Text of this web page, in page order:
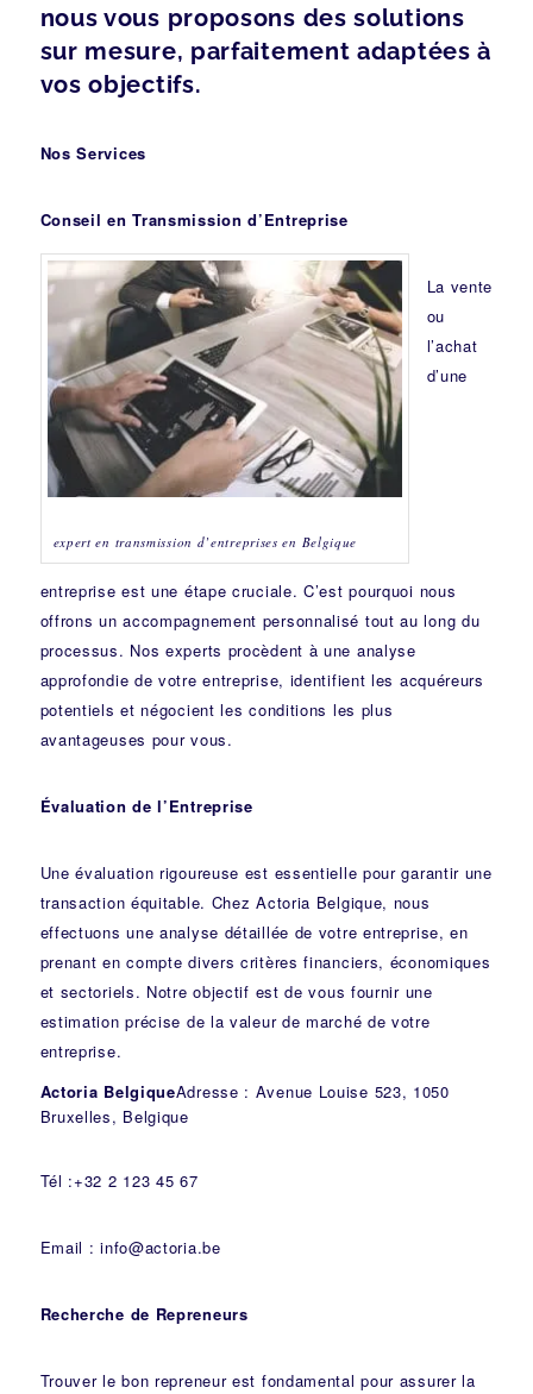
nous vous proposons des solutions
sur mesure, parfaitement adaptées à
vos objectifs.
Nos Services
Conseil en Transmission d’Entreprise
expert en transmission d’entreprises en Belgique
La vente
ou
l’achat
d’une
entreprise est une étape cruciale. C’est pourquoi nous
offrons un accompagnement personnalisé tout au long du
processus. Nos experts procèdent à une analyse
approfondie de votre entreprise, identifient les acquéreurs
potentiels et négocient les conditions les plus
avantageuses pour vous.
Évaluation de l’Entreprise
Une évaluation rigoureuse est essentielle pour garantir une
transaction équitable. Chez Actoria Belgique, nous
effectuons une analyse détaillée de votre entreprise, en
prenant en compte divers critères financiers, économiques
et sectoriels. Notre objectif est de vous fournir une
estimation précise de la valeur de marché de votre
entreprise.
Actoria BelgiqueAdresse : Avenue Louise 523, 1050
Bruxelles, Belgique
Tél :+32 2 123 45 67
Email : info@actoria.be
Recherche de Repreneurs
Trouver le bon repreneur est fondamental pour assurer la